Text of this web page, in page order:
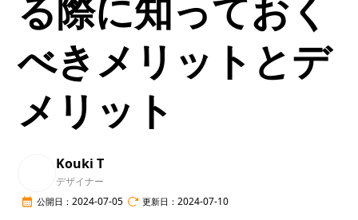
る際に知っておく
べきメリットとデ
メリット
Kouki T
デザイナー
公開日：2024-07-05 更新日：2024-07-10